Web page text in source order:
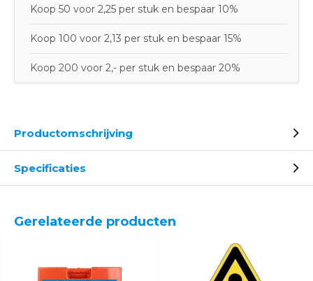
Koop 50 voor 2,25 per stuk en bespaar 10%
Koop 100 voor 2,13 per stuk en bespaar 15%
Koop 200 voor 2,- per stuk en bespaar 20%
Productomschrijving
Specificaties
Gerelateerde producten